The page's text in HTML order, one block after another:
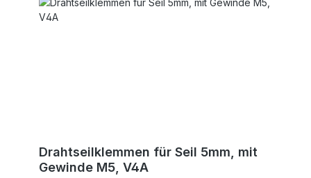
Drahtseilklemmen für Seil 5mm, mit
Gewinde M5, V4A